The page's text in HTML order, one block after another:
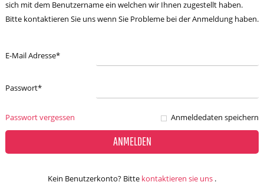
sich mit dem Benutzername ein welchen wir Ihnen zugestellt haben.
Bitte kontaktieren Sie uns wenn Sie Probleme bei der Anmeldung haben.
E-Mail Adresse*
Passwort*
Passwort vergessen Anmeldedaten speichern
ANMELDEN
Kein Benutzerkonto? Bitte kontaktieren sie uns .